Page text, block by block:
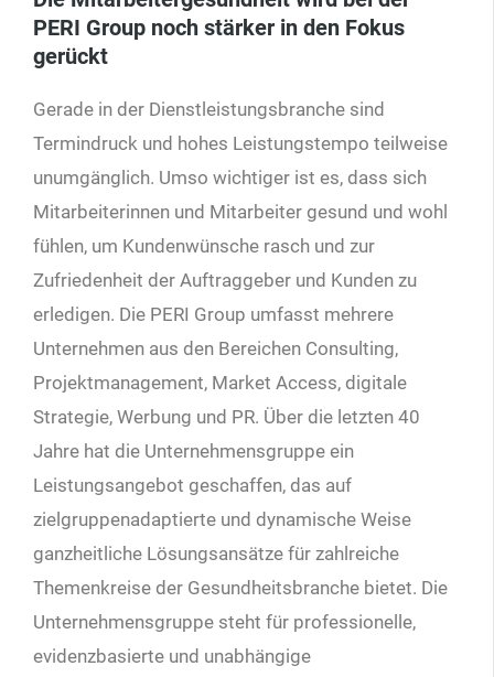
PERI Group noch stärker in den Fokus
gerückt
Gerade in der Dienstleistungsbranche sind
Termindruck und hohes Leistungstempo teilweise
unumgänglich. Umso wichtiger ist es, dass sich
Mitarbeiterinnen und Mitarbeiter gesund und wohl
fühlen, um Kundenwünsche rasch und zur
Zufriedenheit der Auftraggeber und Kunden zu
erledigen. Die PERI Group umfasst mehrere
Unternehmen aus den Bereichen Consulting,
Projektmanagement, Market Access, digitale
Strategie, Werbung und PR. Über die letzten 40
Jahre hat die Unternehmensgruppe ein
Leistungsangebot geschaffen, das auf
zielgruppenadaptierte und dynamische Weise
ganzheitliche Lösungsansätze für zahlreiche
Themenkreise der Gesundheitsbranche bietet. Die
Unternehmensgruppe steht für professionelle,
evidenzbasierte und unabhängige